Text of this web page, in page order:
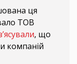
ця
ТОВ
, що
компаній